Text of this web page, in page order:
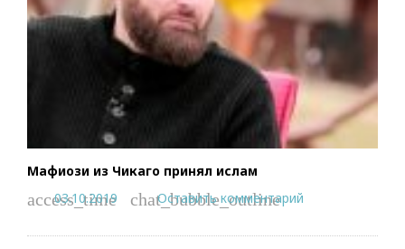
Мафиози из Чикаго принял ислам
access_time
03.10.2019 chat_bubble_outline
Оставить комментарий